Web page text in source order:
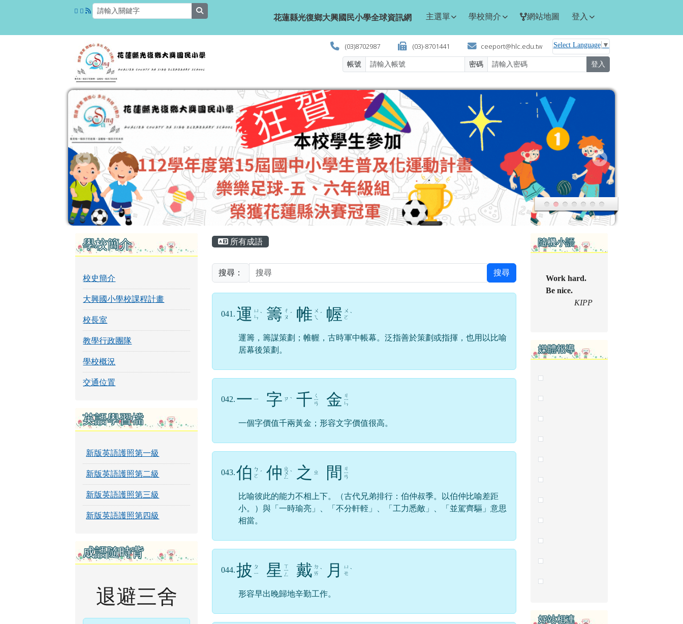
花蓮縣光復鄉大興國民小學全球資訊網
花蓮縣光復鄉大興國民小學全球資訊網 主選單 學校簡介 網站地圖 登入
(03)8702987 (03)-8701441 ceeport@hlc.edu.tw Select Language ▼
帳號 密碼 登入
左邊區域內容
學校簡介
校史簡介
大興國小學校課程計畫
校長室
教學行政團隊
學校概況
交通位置
英語學習檔
新版英語護照第一級
新版英語護照第二級
新版英語護照第三級
新版英語護照第四級
成語隨時背
退避三舍
主內容區域
所有成語
搜尋： 搜尋
041. 運 ㄩ
ㄣ ˋ 籌 ㄔ
ㄡ ˊ 帷 ㄨ
ㄟ
ˊ 幄 ㄨ
ㄛ ˋ
運籌，籌謀策劃；帷幄，古時軍中帳幕。泛指善於策劃或指揮，也用以比喻
居幕後策劃。
042. 一 ㄧ 字 ㄗ ˋ 千 ㄑ
ㄧ
ㄢ 金 ㄐ
ㄧ
ㄣ
一個字價值千兩黃金；形容文字價值很高。
043.伯 ㄅ
ㄛ ˊ 仲 ㄓ
ㄨ
ㄥ
ˋ 之 ㄓ 間 ㄐ
ㄧ
ㄢ
比喻彼此的能力不相上下。（古代兄弟排行：伯仲叔季。以伯仲比喻差距
小。）與「一時瑜亮」、「不分軒輊」、「工力悉敵」、「並駕齊驅」意思
相當。
044.披 ㄆ
ㄧ
星 ㄒ
ㄧ
ㄥ 戴 ㄉ
ㄞ ˋ 月
ㄩ
ㄝ ˋ
形容早出晚歸地辛勤工作。
右邊區域內容
隨機小語
Work hard.
Be nice.
KIPP
媒體報導
好站相連